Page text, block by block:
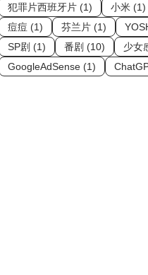
犯罪片西班牙片 (1)
小米 (1)
痘痘 (1)
芬兰片 (1)
SP剧 (1)
番剧 (10)
少女
GoogleAdSense (1)